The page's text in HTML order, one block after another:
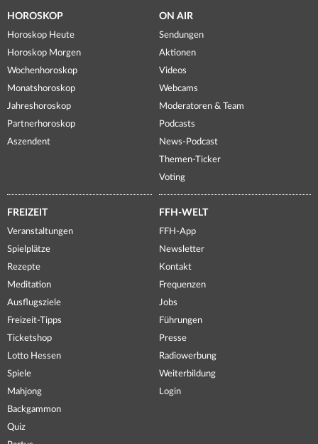
HOROSKOP
Horoskop Heute
Horoskop Morgen
Wochenhoroskop
Monatshoroskop
Jahreshoroskop
Partnerhoroskop
Aszendent
ON AIR
Sendungen
Aktionen
Videos
Webcams
Moderatoren & Team
Podcasts
News-Podcast
Themen-Ticker
Voting
FREIZEIT
Veranstaltungen
Spielplätze
Rezepte
Meditation
Ausflugsziele
Freizeit-Tipps
Ticketshop
Lotto Hessen
Spiele
Mahjong
Backgammon
Quiz
FFH-WELT
FFH-App
Newsletter
Kontakt
Frequenzen
Jobs
Führungen
Presse
Radiowerbung
Weiterbildung
Login